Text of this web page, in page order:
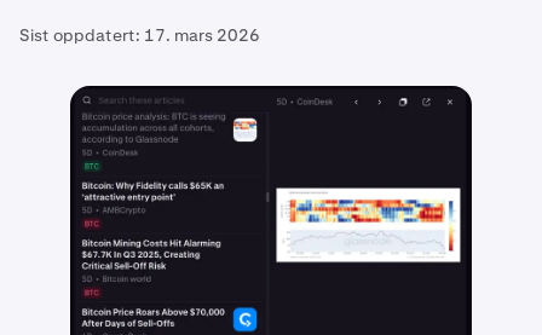
Sist oppdatert: 17. mars 2026